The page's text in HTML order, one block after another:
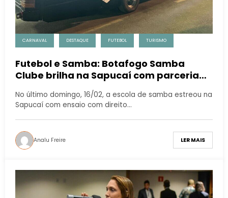
CARNAVAL DESTAQUE FUTEBOL TURISMO
Futebol e Samba: Botafogo Samba
Clube brilha na Sapucaí com parceria
com a Rio Samba Bus e marca presença
com os ônibus “Glorioso Móvel” e
“Fogão Móvel”
No último domingo, 16/02, a escola de samba estreou na
Sapucaí com ensaio com direito…
Analu Freire LER MAIS